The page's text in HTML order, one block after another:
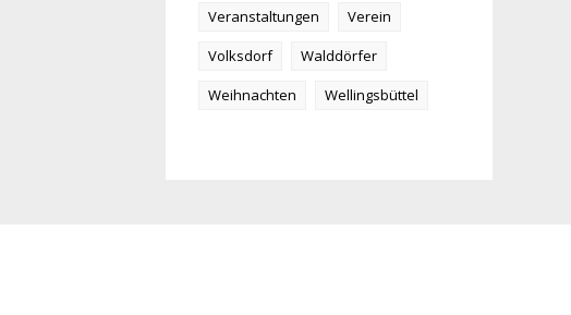
Veranstaltungen
Verein
Volksdorf
Walddörfer
Weihnachten
Wellingsbüttel